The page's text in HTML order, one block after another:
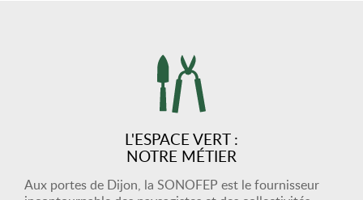
L'ESPACE VERT :
NOTRE MÉTIER
Aux portes de Dijon, la SONOFEP est le fournisseur